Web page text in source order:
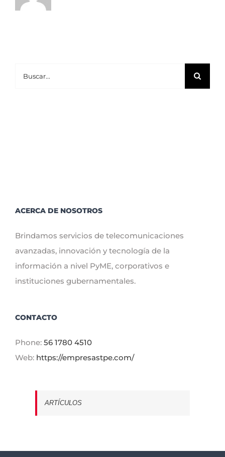
ACERCA DE NOSOTROS
Brindamos servicios de telecomunicaciones
avanzadas, innovación y tecnología de la
información a nivel PyME, corporativos e
instituciones gubernamentales.
CONTACTO
Phone: 56 1780 4510
Web: https://empresastpe.com/
ARTÍCULOS